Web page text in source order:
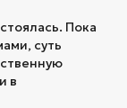
Пока
суть
в